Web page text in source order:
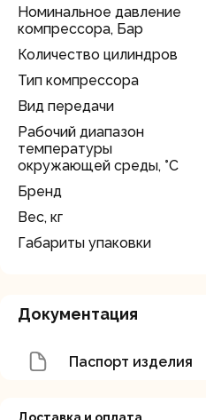
Номинальное давление
компрессора, Бар
Количество цилиндров
Тип компрессора
Вид передачи
Рабочий диапазон
температуры
окружающей среды, °C
Бренд
Вес, кг
Габариты упаковки
Документация
Паспорт изделия